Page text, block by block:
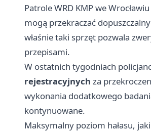
Patrole WRD KMP we
mogą przekraczać
właśnie taki sprzęt pozwala
przepisami.
W ostatnich tygodniach
rejestracyjnych za
wykonania dodatkowego
kontynuowane.
Maksymalny poziom hałasu,